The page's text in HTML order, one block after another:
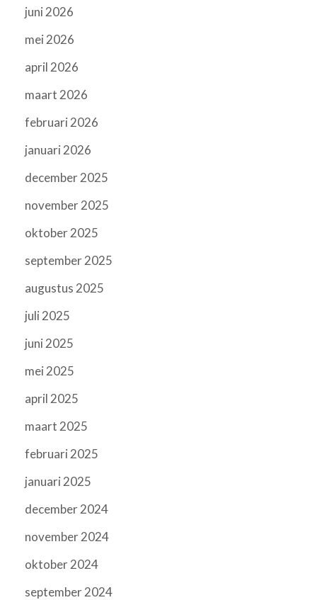
juni 2026
mei 2026
april 2026
maart 2026
februari 2026
januari 2026
december 2025
november 2025
oktober 2025
september 2025
augustus 2025
juli 2025
juni 2025
mei 2025
april 2025
maart 2025
februari 2025
januari 2025
december 2024
november 2024
oktober 2024
september 2024